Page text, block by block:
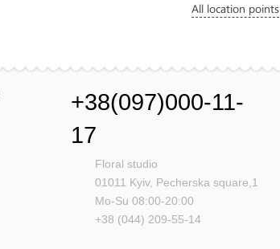
All location points
+38(097)000-11-
17
Floral studio
01011 Kyiv, Pecherska square,1
Mo-Su 08:00-20:00
+38 (044) 209-55-14